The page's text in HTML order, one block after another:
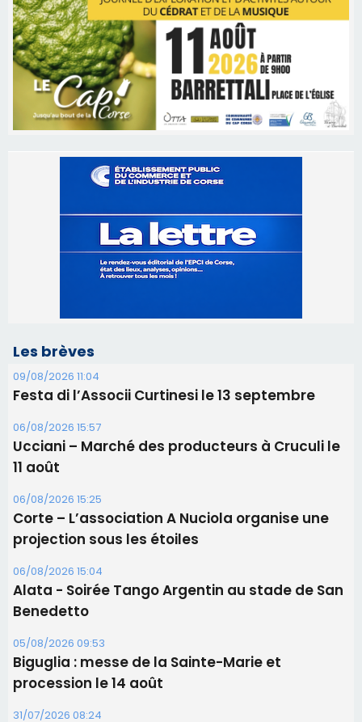
Les brèves
09/08/2026 11:04
Festa di l’Associi Curtinesi le 13 septembre
06/08/2026 15:57
Ucciani – Marché des producteurs à Cruculi le
11 août
06/08/2026 15:25
Corte – L’association A Nuciola organise une
projection sous les étoiles
06/08/2026 15:04
Alata - Soirée Tango Argentin au stade de San
Benedetto
05/08/2026 09:53
Biguglia : messe de la Sainte-Marie et
procession le 14 août
31/07/2026 08:24